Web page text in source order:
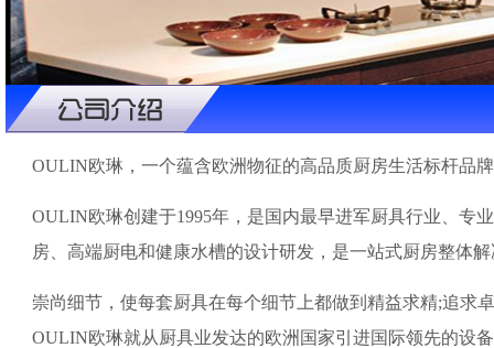
OULIN欧琳，一个蕴含欧洲物征的高品质厨房生活标杆品
OULIN欧琳创建于1995年，是国内最早进军厨具行业、专
房、高端厨电和健康水槽的设计研发，是一站式厨房整体
崇尚细节，使每套厨具在每个细节上都做到精益求精;追求
OULIN欧琳就从厨具业发达的欧洲国家引进国际领先的设